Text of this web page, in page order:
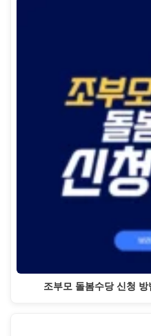
조부모 돌봄수당 신청